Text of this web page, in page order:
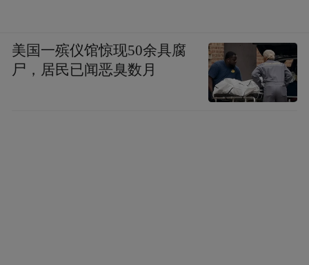
美国一殡仪馆惊现50余具腐
尸，居民已闻恶臭数月